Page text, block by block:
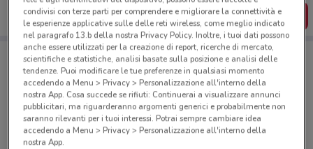
SCARICA L’APP
Negozi Lidl a Nizza Monferrato
condivisi con terze parti per comprendere e migliorare la connettività e
le esperienze applicative sulle delle reti wireless, come meglio indicato
nel paragrafo 13.b della nostra Privacy Policy. Inoltre, i tuoi dati possono
anche essere utilizzati per la creazione di report, ricerche di mercato,
scientifiche e statistiche, analisi basate sulla posizione e analisi delle
tendenze. Puoi modificare le tue preferenze in qualsiasi momento
accedendo a Menu > Privacy > Personalizzazione all'interno della
nostra App. Cosa succede se rifiuti: Continuerai a visualizzare annunci
pubblicitari, ma riguarderanno argomenti generici e probabilmente non
saranno rilevanti per i tuoi interessi. Potrai sempre cambiare idea
accedendo a Menu > Privacy > Personalizzazione all'interno della
nostra App.